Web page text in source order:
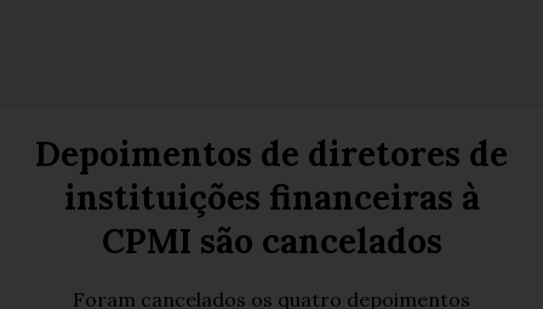
Depoimentos de diretores de
instituições financeiras à
CPMI são cancelados
Foram cancelados os quatro depoimentos